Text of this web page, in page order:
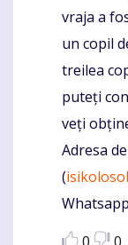
vraja a
un copil
treilea
puteți
veți
Adresa
(